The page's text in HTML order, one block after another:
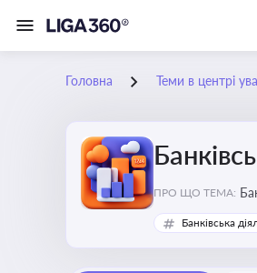
Головна Теми в центрі
ПРО ЩО ТЕМА:
Банківська